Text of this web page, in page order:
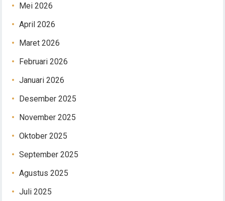
Mei 2026
April 2026
Maret 2026
Februari 2026
Januari 2026
Desember 2025
November 2025
Oktober 2025
September 2025
Agustus 2025
Juli 2025